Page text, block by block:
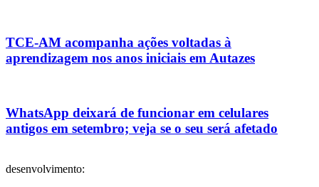
TCE-AM acompanha ações voltadas à
aprendizagem nos anos iniciais em Autazes
WhatsApp deixará de funcionar em celulares
antigos em setembro; veja se o seu será afetado
desenvolvimento: